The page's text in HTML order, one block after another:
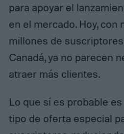
para apoyar el
en el mercado. Hoy, con
millones de
Canadá, ya no parecen
atraer más clientes.
Lo que sí es probable
tipo de oferta especial